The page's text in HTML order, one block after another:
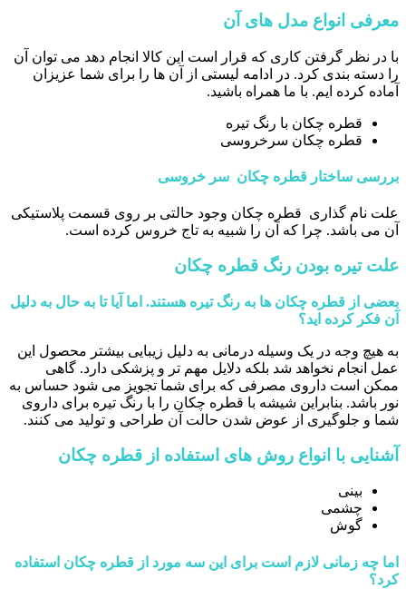
معرفی انواع مدل های آن
با در نظر گرفتن کاری که قرار است این کالا انجام دهد می توان آن
را دسته بندی کرد. در ادامه لیستی از آن ها را برای شما عزیزان
آماده کرده ایم. با ما همراه باشید.
قطره چکان با رنگ تیره
قطره چکان سرخروسی
بررسی ساختار قطره چکان سر خروسی
علت نام گذاری قطره چکان وجود حالتی بر روی قسمت پلاستیکی
آن می باشد. چرا که آن را شبیه به تاج خروس کرده است.
علت تیره بودن رنگ قطره چکان
بعضی از قطره چکان ها به رنگ تیره هستند. اما آیا تا به حال به دلیل
آن فکر کرده اید؟
به هیچ وجه در یک وسیله درمانی به دلیل زیبایی بیشتر محصول این
عمل انجام نخواهد شد بلکه دلایل مهم تر و پزشکی دارد. گاهی
ممکن است داروی مصرفی که برای شما تجویز می شود حساس به
نور باشد. بنابراین شیشه با قطره چکان را با رنگ تیره برای داروی
شما و جلوگیری از عوض شدن حالت آن طراحی و تولید می کنند.
آشنایی با انواع روش های استفاده از قطره چکان
بینی
چشمی
گوش
اما چه زمانی لازم است برای این سه مورد از قطره چکان استفاده
کرد؟